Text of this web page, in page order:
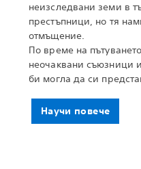
неизследвани земи в
престъпници, но тя
отмъщение.
По време на
неочаквани съюзници
би могла да си
Научи повече